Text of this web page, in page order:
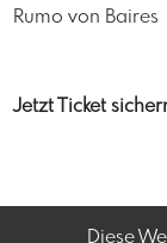
Rumo von Baires
Jetzt Ticket
Diese